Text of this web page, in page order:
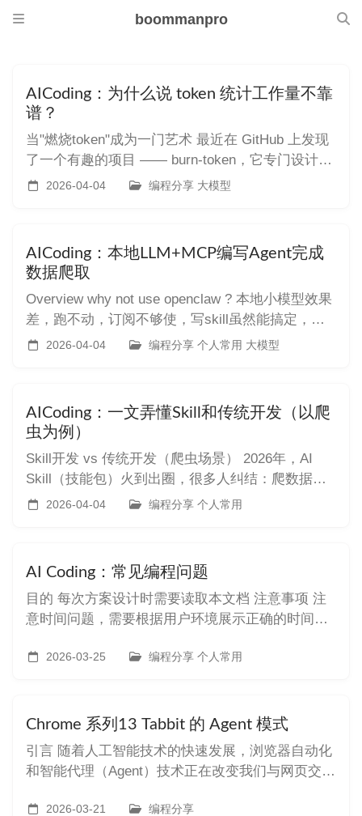
boommanpro
AICoding：为什么说 token 统计工作量不靠
谱？
当"燃烧token"成为一门艺术 最近在 GitHub 上发现
了一个有趣的项目 —— burn-token，它专门设计用
来"烧掉"AI编码工具的token配额。这个项目的出
简单来说，这是一
2026-04-04 编程分享 大模型
AICoding：本地LLM+MCP编写Agent完成
数据爬取
Overview why not use openclaw ? 本地小模型效果
差，跑不动，订阅不够使，写skill虽然能搞定，但
是看起来没必要 ~ 提示词 ## 目标 我期望实现我通
2026-04-04 编程分享 个人常用 大模型
AICoding：一文弄懂Skill和传统开发（以爬
虫为例）
Skill开发 vs 传统开发（爬虫场景） 2026年，AI
Skill（技能包）火到出圈，很多人纠结：爬数据到
底选传统编程，还是用Skill让AI代劳？其实不用
本文用最接地气的示例，从入门到进阶，把两者的
区别、
2026-04-04 编程分享 个人常用
AI Coding：常见编程问题
目的 每次方案设计时需要读取本文档 注意事项 注
意时间问题，需要根据用户环境展示正确的时间，
差8h的情况。
2026-03-25 编程分享 个人常用
Chrome 系列13 Tabbit 的 Agent 模式
引言 随着人工智能技术的快速发展，浏览器自动化
和智能代理（Agent）技术正在改变我们与网页交互
序，其 Agent 模式代表了下一代浏览器自动化的前
2026-03-21 编程分享